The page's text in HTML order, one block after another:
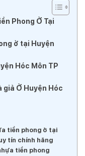
Phong Ở Tại
ở tại Huyện
Hóc Môn TP
Ở Huyện Hóc
tiền phong ở tại
tín chính hãng
tiền phong